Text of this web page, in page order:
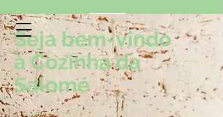
Cozinha da Salomé
Receitas da nossa Casa, para sua Casa!
Seja bem-vindo
à Cozinha da
Salomé